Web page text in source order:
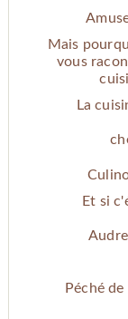
Mais
vous
La
Et si
Péché